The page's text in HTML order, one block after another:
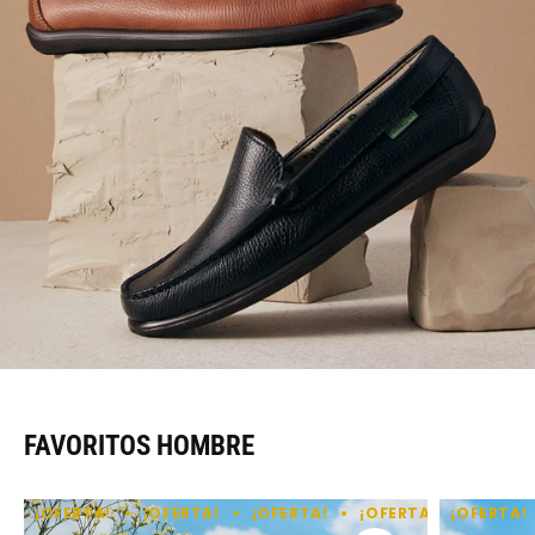
FAVORITOS HOMBRE
¡OFERTA! ¡OFERTA! ¡OFERTA! ¡OFERTA! ¡OFERTA!